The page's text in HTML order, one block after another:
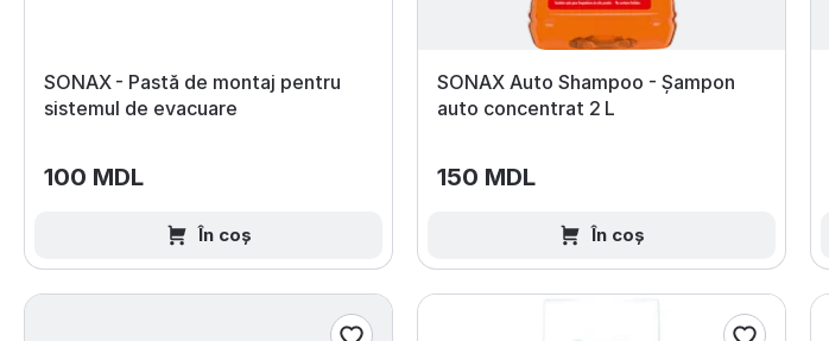
SONAX - Pastă de montaj pentru
sistemul de evacuare
100 MDL
În coș
SONAX Auto Shampoo - Șampon
auto concentrat 2 L
150 MDL
În coș